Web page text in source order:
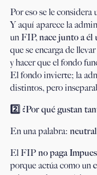
Por eso se le considera
Y aquí aparece la
un FIP,nace junto a él
que se encarga de
y hacer que el fondo
El fondo invierte; la
distintos, pero
2️ ⃣ ¿Por qué gustan
En una palabra:
El FIPno paga
porque actúa como un